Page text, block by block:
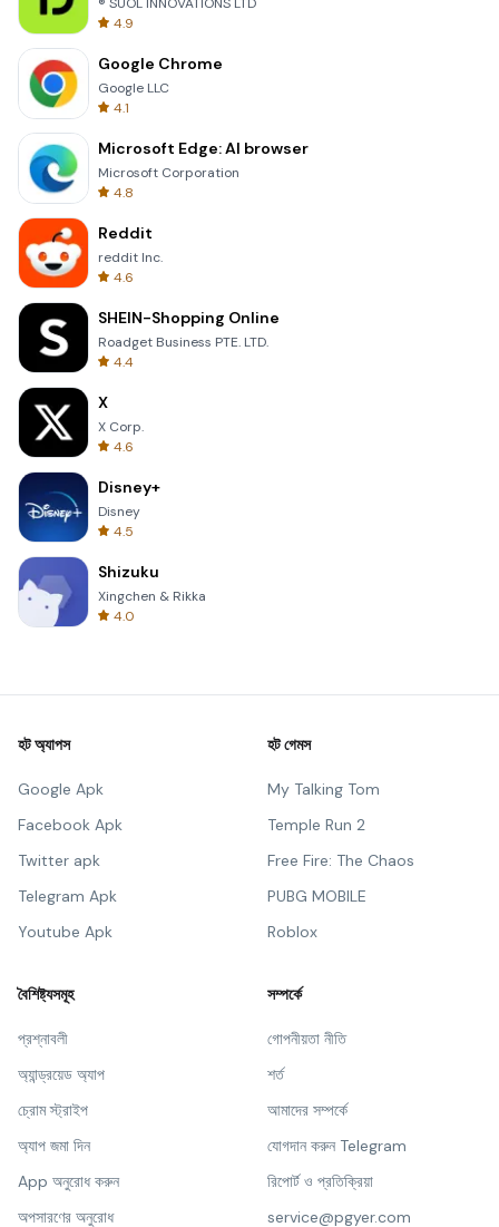
4.9
Google Chrome
Google LLC
4.1
Microsoft Edge: AI browser
Microsoft Corporation
4.8
Reddit
reddit Inc.
4.6
SHEIN-Shopping Online
Roadget Business PTE. LTD.
4.4
X
X Corp.
4.6
Disney+
Disney
4.5
Shizuku
Xingchen & Rikka
4.0
হট অ্যাপস
Google Apk
Facebook Apk
Twitter apk
Telegram Apk
Youtube Apk
হট গেমস
My Talking Tom
Temple Run 2
Free Fire: The Chaos
PUBG MOBILE
Roblox
বৈশিষ্ট্যসমূহ
প্রশ্নাবলী
অ্যান্ড্রয়েড অ্যাপ
চ্রোম স্ট্রাইপ
অ্যাপ জমা দিন
App অনুরোধ করুন
অপসারণের অনুরোধ
সম্পর্কে
গোপনীয়তা নীতি
শর্ত
আমাদের সম্পর্কে
যোগদান করুন Telegram
রিপোর্ট ও প্রতিক্রিয়া
service@pgyer.com